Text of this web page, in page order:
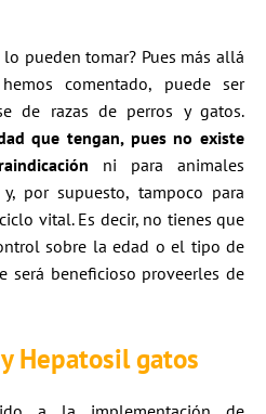
pueden tomar? Pues más allá
comentado, puede ser
de razas de perros y gatos.
que tengan, pues no existe
ni para animales
por supuesto, tampoco para
vital. Es decir, no tienes que
sobre la edad o el tipo de
será beneficioso proveerles de
Hepatosil gatos